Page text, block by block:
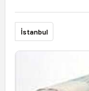
İstanbul